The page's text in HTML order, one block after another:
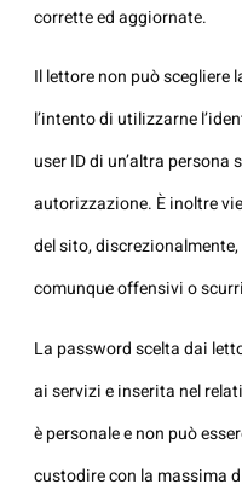
corrette ed aggiornate.
Il lettore non può scegliere
l’intento di utilizzarne
user ID di un’altra persona
autorizzazione. È inoltre
del sito,
comunque offensivi o
La password scelta dai
ai servizi e inserita nel
è personale e non può
custodire con la massima